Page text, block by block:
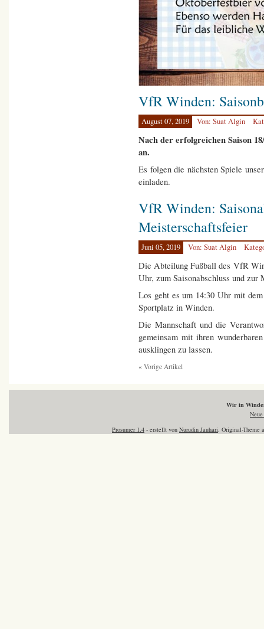
VfR Winden:
August 07, 2019 Von: Suat Algin
Nach der erfolgreichen Saison
an.
Es folgen die nächsten Spiele
einladen.
VfR Winden:
Meisterschaftsfeier
Juni 05, 2019 Von: Suat Algin
Die Abteilung Fußball des VfR
Uhr, zum Saisonabschluss und
Los geht es um 14:30 Uhr mit
Sportplatz in Winden.
Die Mannschaft und die
gemeinsam mit ihren
ausklingen zu lassen.
« Vorige Artikel
Wir in
Prosumer 1.4 - erstellt von Nurudin Jauhari. Original-Theme